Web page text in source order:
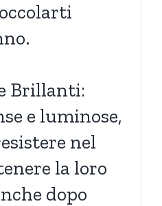
Brillanti:
e luminose,
nel
la loro
dopo